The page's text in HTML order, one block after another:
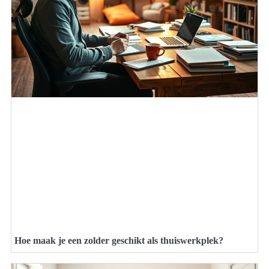
Hoe maak je een zolder geschikt als thuiswerkplek?